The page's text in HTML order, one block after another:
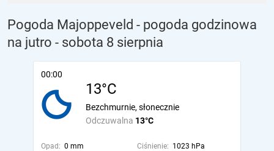
Pogoda Majoppeveld - pogoda godzinowa
na jutro - sobota 8 sierpnia
00:00
13°C
Odczuwalna 13°C
Bezchmurnie, słonecznie
Opad: 0 mm Ciśnienie: 1023 hPa